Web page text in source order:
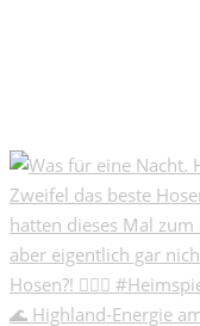
🌊 Highland-Energie